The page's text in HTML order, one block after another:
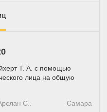
Т. А. с помощью
лица на общую
С..
Самара